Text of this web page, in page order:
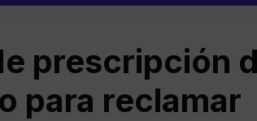
prescripción
para reclamar